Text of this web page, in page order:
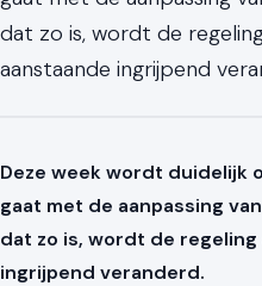
dat zo is, wordt de regeling
aanstaande ingrijpend
Deze week wordt duidelijk
gaat met de aanpassing
dat zo is, wordt de regeling
ingrijpend veranderd.